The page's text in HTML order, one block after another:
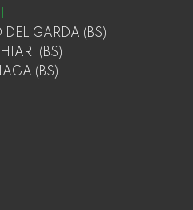
DEL GARDA (BS)
(BS)
(BS)